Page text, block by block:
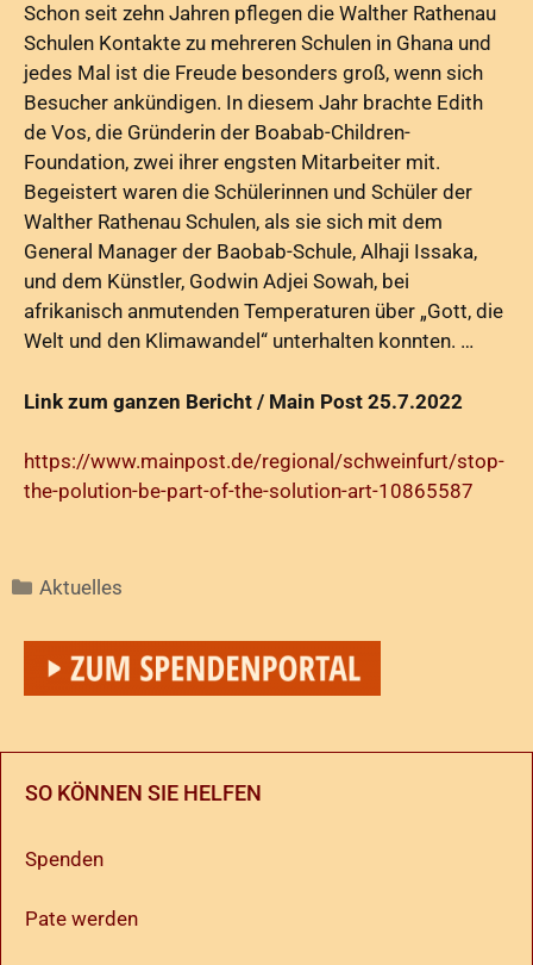
Schon seit zehn Jahren pflegen die Walther Rathenau
Schulen Kontakte zu mehreren Schulen in Ghana und
jedes Mal ist die Freude besonders groß, wenn sich
Besucher ankündigen. In diesem Jahr brachte Edith
de Vos, die Gründerin der Boabab-Children-
Foundation, zwei ihrer engsten Mitarbeiter mit.
Begeistert waren die Schülerinnen und Schüler der
Walther Rathenau Schulen, als sie sich mit dem
General Manager der Baobab-Schule, Alhaji Issaka,
und dem Künstler, Godwin Adjei Sowah, bei
afrikanisch anmutenden Temperaturen über „Gott, die
Welt und den Klimawandel“ unterhalten konnten. …
Link zum ganzen Bericht / Main Post 25.7.2022
https://www.mainpost.de/regional/schweinfurt/stop-
the-polution-be-part-of-the-solution-art-10865587
Aktuelles
SO KÖNNEN SIE HELFEN
Spenden
Pate werden